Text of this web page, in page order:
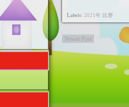
Labels: 2021年 比赛
Newer Post